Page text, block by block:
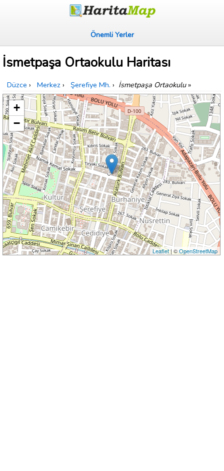
Önemli Yerler
İsmetpaşa Ortaokulu Haritası
Düzce › Merkez › Şerefiye Mh. › İsmetpaşa Ortaokulu»
+
−
Leaflet| ©OpenStreetMap